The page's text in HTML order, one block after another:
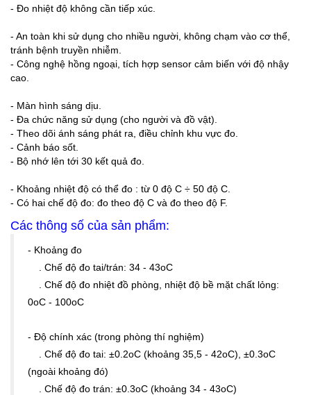
- Đo nhiệt độ không cần tiếp xúc.
- An toàn khi sử dụng cho nhiều người, không chạm vào cơ thể,
tránh bệnh truyền nhiễm.
- Công nghệ hồng ngoại, tích hợp sensor cảm biến với độ nhậy
cao.
- Màn hình sáng dịu.
- Đa chức năng sử dụng (cho người và đồ vật).
- Theo dõi ánh sáng phát ra, điều chỉnh khu vực đo.
- Cảnh báo sốt.
- Bộ nhớ lên tới 30 kết quả đo.
- Khoảng nhiệt độ có thể đo : từ 0 độ C ÷ 50 độ C.
- Có hai chế độ đo: đo theo độ C và đo theo độ F.
Các thông số của sản phẩm:
- Khoảng đo
. Chế độ đo tai/trán: 34 - 43oC
. Chế độ đo nhiệt đồ phòng, nhiệt độ bề mặt chất lỏng:
0oC - 100oC
- Độ chính xác (trong phòng thí nghiệm)
. Chế độ đo tai: ±0.2oC (khoảng 35,5 - 42oC), ±0.3oC
(ngoài khoảng đó)
. Chế độ đo trán: ±0.3oC (khoảng 34 - 43oC)